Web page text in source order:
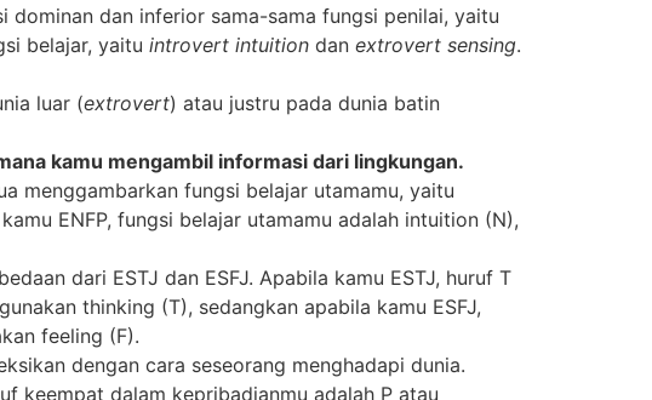
dominan dan inferior sama-sama fungsi penilai, yaitu
belajar, yaitu introvert intuition dan extrovert sensing.
luar (extrovert) atau justru pada dunia batin
kamu mengambil informasi dari lingkungan.
menggambarkan fungsi belajar utamamu, yaitu
ENFP, fungsi belajar utamamu adalah intuition (N),
dari ESTJ dan ESFJ. Apabila kamu ESTJ, huruf T
thinking (T), sedangkan apabila kamu ESFJ,
feeling (F).
dengan cara seseorang menghadapi dunia.
keempat dalam kepribadianmu adalah P atau